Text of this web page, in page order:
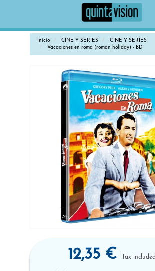
Inicio CINE Y SERIES
CINE Y SERIES
Vacaciones en roma (roman holiday) - BD
12,35 € Tax included